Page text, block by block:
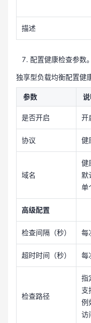
描述
配置健康检查参数。
独享型负载均衡配置健
参数
是否开启 开
协议 健
域名
健
默
单
高级配置
检查间隔（秒） 每
超时时间（秒） 每
检查路径
指
支
例
访